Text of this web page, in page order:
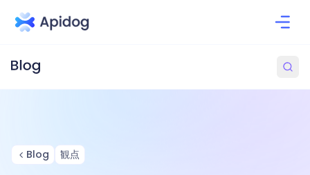
Blog 観点